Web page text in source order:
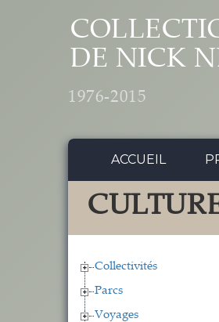
DE NICK
1976-2015
ACCUEIL
Collectivités
Parcs
Voyages